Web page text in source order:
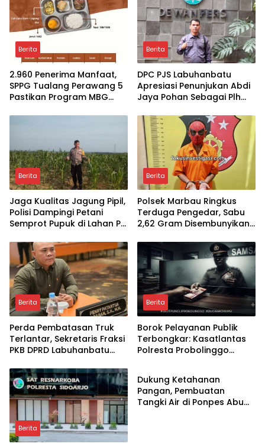
Berita
2.960 Penerima Manfaat,
SPPG Tualang Perawang 5
Pastikan Program MBG
Higienis
Berita
DPC PJS Labuhanbatu
Apresiasi Penunjukan Abdi
Jaya Pohan Sebagai Plh
Berita
Jaga Kualitas Jagung Pipil,
Polisi Dampingi Petani
Semprot Pupuk di Lahan PT
Pangan
Berita
Polsek Marbau Ringkus
Terduga Pengedar, Sabu
2,62 Gram Disembunyikan
Berita
Perda Pembatasan Truk
Terlantar, Sekretaris Fraksi
PKB DPRD Labuhanbatu
Bertindak
Berita
Borok Pelayanan Publik
Terbongkar: Kasatlantas
Polresta Probolinggo
Berita
Berita
Dukung Ketahanan
Pangan, Pembuatan
Tangki Air di Ponpes Abu